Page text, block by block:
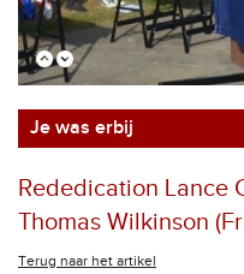
Je was erbij
Rededication Lance
Thomas Wilkinson
Terug naar het artikel